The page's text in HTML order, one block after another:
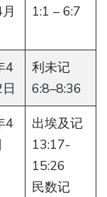
1:1 – 6:7
4
利未记
6:8–8:36
4
出埃及记
13:17-
15:26
民数记